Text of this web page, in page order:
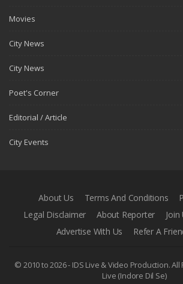
Movies
City News
City News
Poet's Corner
Editorial / Article
City Events
About Us Terms And Conditions
Legal Disclaimer
About Reporter Join
Advertise With Us
Refer A
© 2010 to 2026 - IDS Live & Video Production.
Live (Indore Dil Se)